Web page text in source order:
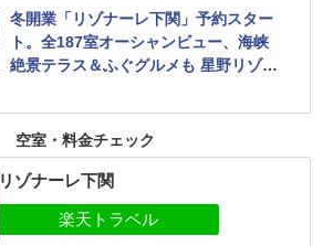
冬開業「リゾナーレ下関」予約スター
ト。全187室オーシャンビュー、海峡
絶景テラス＆ふぐグルメも 星野リゾー
空室・料金チェック
リゾナーレ下関